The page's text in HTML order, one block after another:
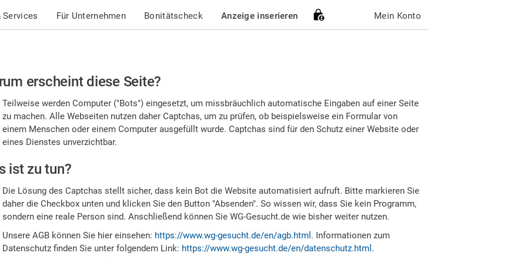
Services Für Unternehmen Bonitätscheck Anzeige inserieren Mein Konto
erscheint diese Seite?
Teilweise werden Computer ("Bots") eingesetzt, um missbräuchlich automatische Eingaben auf einer Seite
zu machen. Alle Webseiten nutzen daher Captchas, um zu prüfen, ob beispielsweise ein Formular von
einem Menschen oder einem Computer ausgefüllt wurde. Captchas sind für den Schutz einer Website oder
eines Dienstes unverzichtbar.
ist zu tun?
Die Lösung des Captchas stellt sicher, dass kein Bot die Website automatisiert aufruft. Bitte markieren Sie
daher die Checkbox unten und klicken Sie den Button "Absenden". So wissen wir, dass Sie kein Programm,
sondern eine reale Person sind. Anschließend können Sie WG-Gesucht.de wie bisher weiter nutzen.
Unsere AGB können Sie hier einsehen: https://www.wg-gesucht.de/en/agb.html . Informationen zum
Datenschutz finden Sie unter folgendem Link: https://www.wg-gesucht.de/en/datenschutz.html .